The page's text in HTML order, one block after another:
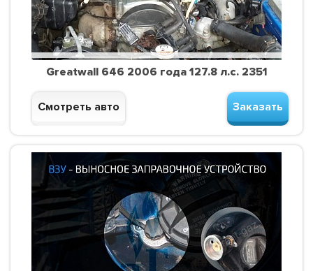
Greatwall 646 2006 года 127.8 л.с. 2351
Смотреть авто Заказать